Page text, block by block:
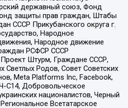
державный союз, Фонд
защиты прав граждан, Штабы
СССР Прикубанского округа г.
Народное
Народное движение
РСФСР СССР
Проект Штурм, Граждане СССР,
Светлых Родов, Совет Советских
Meta Platforms Inc, Facebook,
С14, Добровольческое
националистов, Черный
Всетатарское